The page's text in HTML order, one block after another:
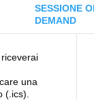
SESSIONE
DEMAND
una
(.ics).